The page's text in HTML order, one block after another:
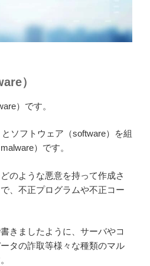
）
）です。
ソフトウェア（software）を組
）です。
のような悪意を持って作成さ
、不正プログラムや不正コー
きましたように、サーバやコ
タの詐取等様々な種類のマル